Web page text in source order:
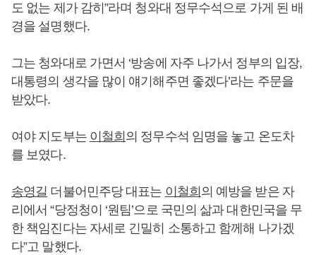
도 없는 제가 감히”라며 청와대 정무수석으로 가게 된 배
경을 설명했다.
그는 청와대로 가면서 ‘방송에 자주 나가서 정부의 입장,
대통령의 생각을 많이 얘기해주면 좋겠다’라는 주문을
받았다.
여야 지도부는 이철희 의 정무수석 임명을 놓고 온도차
를 보였다.
송영길 더불어민주당 대표는 이철희 의 예방을 받은 자
리에서 “당정청이 ‘원팀’으로 국민의 삶과 대한민국을 무
한 책임진다는 자세로 긴밀히 소통하고 함께해 나가겠
다”고 말했다.